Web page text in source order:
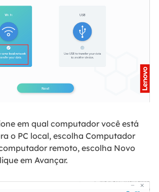
em qual computador você está
o PC local, escolha Computador
remoto, escolha Novo
em Avançar.